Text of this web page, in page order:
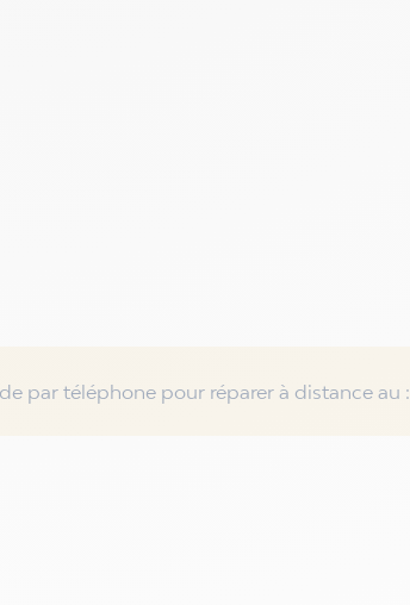
par téléphone pour réparer à distance au :